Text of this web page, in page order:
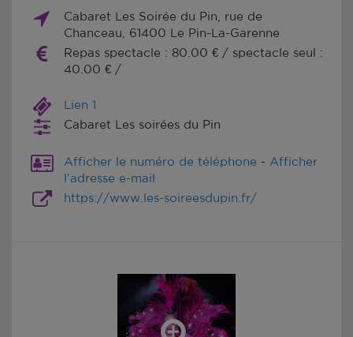
Cabaret Les Soirée du Pin, rue de
Chanceau, 61400 Le Pin-La-Garenne
Repas spectacle : 80.00 € / spectacle seul :
40.00 € /
Lien 1
Cabaret Les soirées du Pin
Afficher le numéro de téléphone - Afficher
l'adresse e-mail
https://www.les-soireesdupin.fr/